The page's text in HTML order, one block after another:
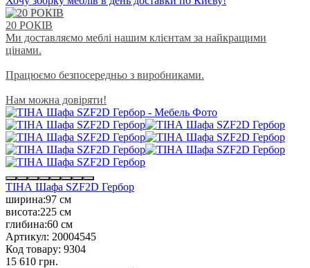
20 РОКІВ
Ми доставляємо меблі нашим клієнтам за найкращими
цінами.
Працюємо безпосередньо з виробниками.
Нам можна довіряти!
ТІНА Шафа SZF2D Гербор
ширина:97 см
висота:225 см
глибина:60 см
Артикул: 20004545
Код товару: 9304
15 610 грн.